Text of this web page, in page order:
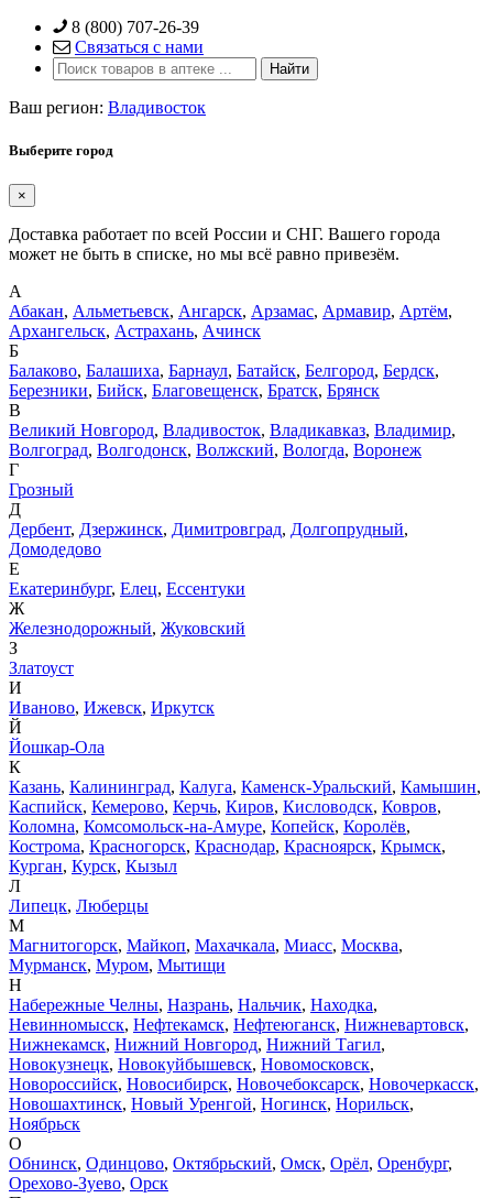
Skip
content
8 (800) 707-26-39
Связаться с нами
Ваш регион: Владивосток
Выберите город
×
Доставка работает по всей России и СНГ. Вашего города
может не быть в списке, но мы всё равно привезём.
А
Абакан, Альметьевск, Ангарск, Арзамас, Армавир, Артём,
Архангельск, Астрахань, Ачинск
Б
Балаково, Балашиха, Барнаул, Батайск, Белгород, Бердск,
Березники, Бийск, Благовещенск, Братск, Брянск
В
Великий Новгород, Владивосток, Владикавказ, Владимир,
Волгоград, Волгодонск, Волжский, Вологда, Воронеж
Г
Грозный
Д
Дербент, Дзержинск, Димитровград, Долгопрудный,
Домодедово
Е
Екатеринбург, Елец, Ессентуки
Ж
Железнодорожный, Жуковский
З
Златоуст
И
Иваново, Ижевск, Иркутск
Й
Йошкар-Ола
К
Казань, Калининград, Калуга, Каменск-Уральский, Камышин,
Каспийск, Кемерово, Керчь, Киров, Кисловодск, Ковров,
Коломна, Комсомольск-на-Амуре, Копейск, Королёв,
Кострома, Красногорск, Краснодар, Красноярск, Крымск,
Курган, Курск, Кызыл
Л
Липецк, Люберцы
М
Магнитогорск, Майкоп, Махачкала, Миасс, Москва,
Мурманск, Муром, Мытищи
Н
Набережные Челны, Назрань, Нальчик, Находка,
Невинномысск, Нефтекамск, Нефтеюганск, Нижневартовск,
Нижнекамск, Нижний Новгород, Нижний Тагил,
Новокузнецк, Новокуйбышевск, Новомосковск,
Новороссийск, Новосибирск, Новочебоксарск, Новочеркасск,
Новошахтинск, Новый Уренгой, Ногинск, Норильск,
Ноябрьск
О
Обнинск, Одинцово, Октябрьский, Омск, Орёл, Оренбург,
Орехово-Зуево, Орск